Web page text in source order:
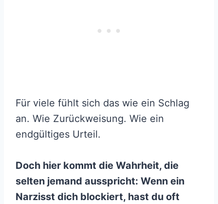
Für viele fühlt sich das wie ein Schlag
an. Wie Zurückweisung. Wie ein
endgültiges Urteil.
Doch hier kommt die Wahrheit, die
selten jemand ausspricht: Wenn ein
Narzisst dich blockiert, hast du oft